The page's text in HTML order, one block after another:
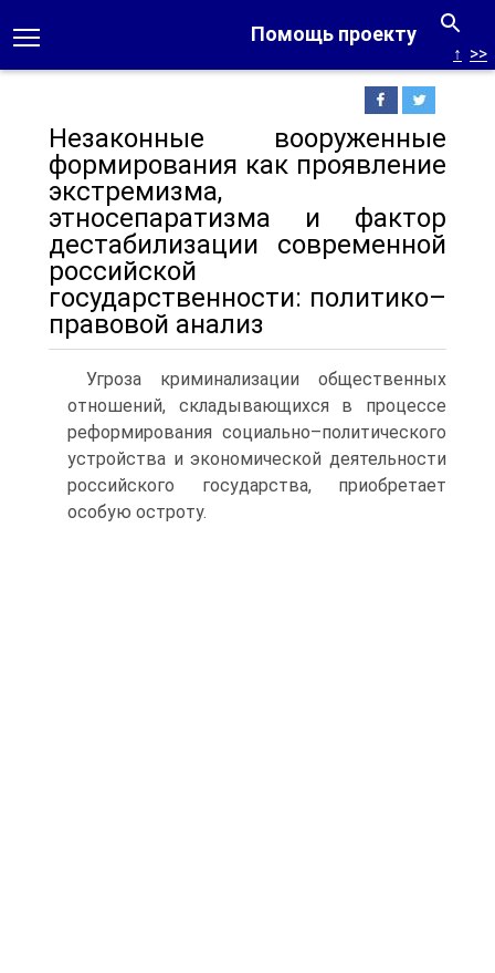
Помощь проекту
↑ >>
Незаконные вооруженные
формирования как проявление
экстремизма,
этносепаратизма и фактор
дестабилизации современной
российской
государственности: политико–
правовой анализ
Угроза криминализации общественных
отношений, складывающихся в процессе
реформирования социально–политического
устройства и экономической деятельности
российского государства, приобретает
особую остроту.